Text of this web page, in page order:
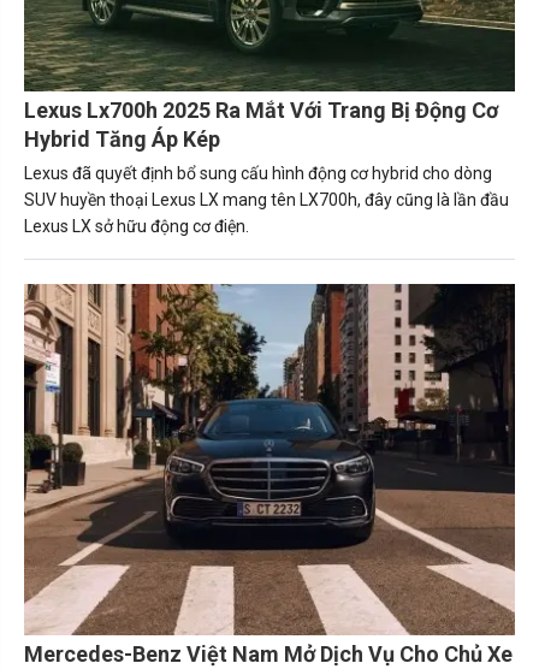
Lexus Lx700h 2025 Ra Mắt Với Trang Bị Động Cơ
Hybrid Tăng Áp Kép
Lexus đã quyết định bổ sung cấu hình động cơ hybrid cho dòng
SUV huyền thoại Lexus LX mang tên LX700h, đây cũng là lần đầu
Lexus LX sở hữu động cơ điện.
Mercedes-Benz Việt Nam Mở Dịch Vụ Cho Chủ Xe